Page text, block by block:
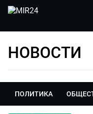
НОВОСТИ
ПОЛИТИКА